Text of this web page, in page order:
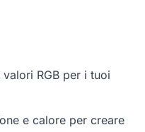
RGB per i tuoi
e calore per creare